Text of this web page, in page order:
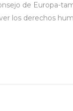
de Europa-
los derechos